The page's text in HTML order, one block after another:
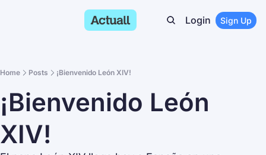
Login Sign Up
Home Posts ¡Bienvenido León XIV!
¡Bienvenido León
XIV!